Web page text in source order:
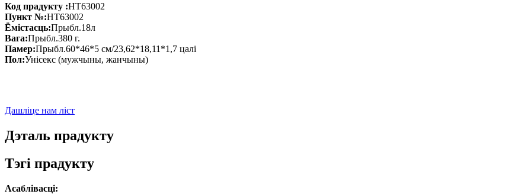
Код прадукту :HT63002
Пункт №:HT63002
Ёмістасць:Прыбл.18л
Вага:Прыбл.380 г.
Памер:Прыбл.60*46*5 см/23,62*18,11*1,7 цалі
Пол:Унісекс (мужчыны, жанчыны)
Дашліце нам ліст
Дэталь прадукту
Тэгі прадукту
Асаблівасці: